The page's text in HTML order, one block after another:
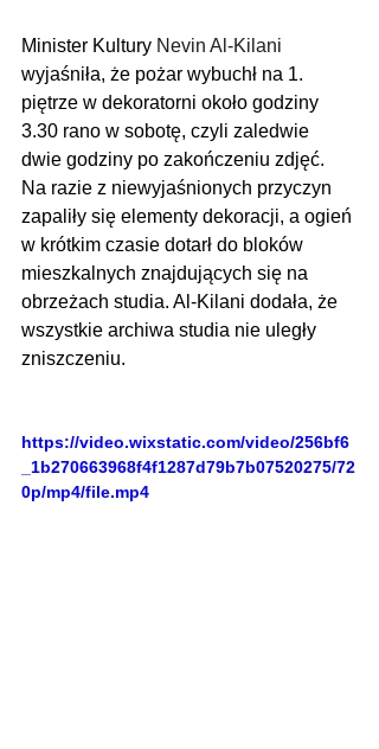
Minister Kultury Nevin Al-Kilani
wyjaśniła, że pożar wybuchł na 1.
piętrze w dekoratorni około godziny
3.30 rano w sobotę, czyli zaledwie
dwie godziny po zakończeniu zdjęć.
Na razie z niewyjaśnionych przyczyn
zapaliły się elementy dekoracji, a ogień
w krótkim czasie dotarł do bloków
mieszkalnych znajdujących się na
obrzeżach studia. Al-Kilani dodała, że
wszystkie archiwa studia nie uległy
zniszczeniu.
https://video.wixstatic.com/video/256bf6
_1b270663968f4f1287d79b7b07520275/72
0p/mp4/file.mp4